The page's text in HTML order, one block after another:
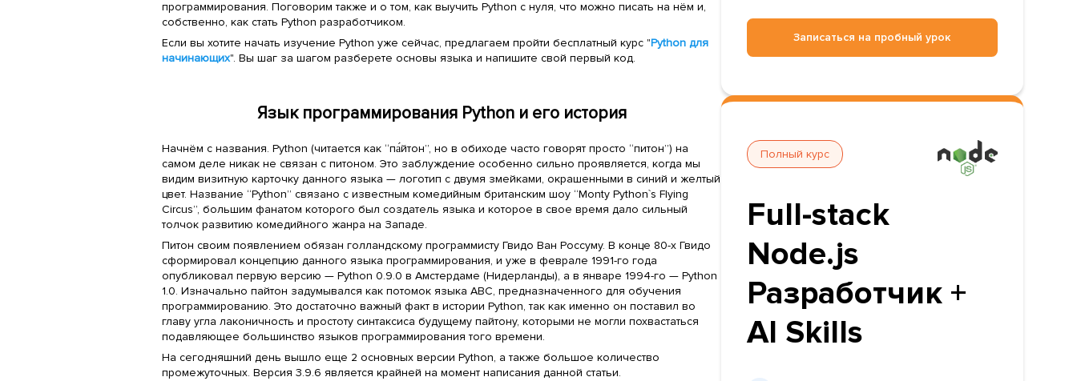
программирования. Поговорим также и о том, как выучить Python с нуля, что можно писать на нём и,
собственно, как стать Python разработчиком.
Если вы хотите начать изучение Python уже сейчас, предлагаем пройти бесплатный курс "Python для
начинающих". Вы шаг за шагом разберете основы языка и напишите свой первый код.
Язык программирования Python и его история
Начнём с названия. Python (читается как “па́йтон”, но в обиходе часто говорят просто “питон”) на
самом деле никак не связан с питоном. Это заблуждение особенно сильно проявляется, когда мы
видим визитную карточку данного языка — логотип с двумя змейками, окрашенными в синий и желтый
цвет. Название “Python” связано с известным комедийным британским шоу “Monty Python`s Flying
Circus”, большим фанатом которого был создатель языка и которое в свое время дало сильный
толчок развитию комедийного жанра на Западе.
Питон своим появлением обязан голландскому программисту Гвидо Ван Россуму. В конце 80-х Гвидо
сформировал концепцию данного языка программирования, и уже в феврале 1991-го года
опубликовал первую версию — Python 0.9.0 в Амстердаме (Нидерланды), а в январе 1994-го — Python
1.0. Изначально пайтон задумывался как потомок языка ABC, предназначенного для обучения
программированию. Это достаточно важный факт в истории Python, так как именно он поставил во
главу угла лаконичность и простоту синтаксиса будущему пайтону, которыми не могли похвастаться
подавляющее большинство языков программирования того времени.
На сегодняшний день вышло еще 2 основных версии Python, а также большое количество
промежуточных. Версия 3.9.6 является крайней на момент написания данной статьи.
Записаться на пробный урок
Полный курс
Full-stack
Node.js
Разработчик +
AI Skills